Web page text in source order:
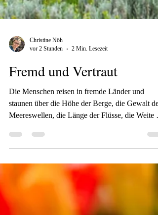
vor 2 Stunden
2 Min. Lesezeit
Fremd und Vertraut
Die Menschen reisen in fremde Länder und
Meereswellen, die Länge der Flüsse, die Weite
Ozeans, das Wandern der Sterne; aber sie gehen
ohne Staunen aneinander vorüber. Augustinus
Hippo Wenn wir reisen, entdecken wir oft die
Fremde. Manche Menschen fahren am liebsten
um diese zu erforschen. Andere reisen gerne